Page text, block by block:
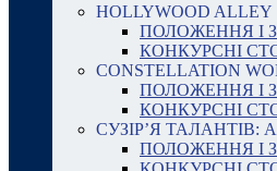
HOLLYWOOD ALLEY
ПОЛОЖЕННЯ І
КОНКУРСНІ
CONSTELLATION
ПОЛОЖЕННЯ І
КОНКУРСНІ
СУЗІР’Я ТАЛАНТІВ:
ПОЛОЖЕННЯ І